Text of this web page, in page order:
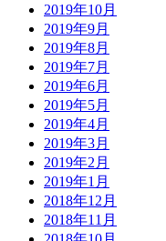
2019年10月
2019年9月
2019年8月
2019年7月
2019年6月
2019年5月
2019年4月
2019年3月
2019年2月
2019年1月
2018年12月
2018年11月